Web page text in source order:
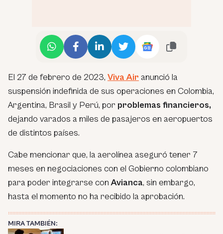
El 27 de febrero de 2023, Viva Air anunció la
suspensión indefinida de sus operaciones en Colombia,
Argentina, Brasil y Perú, por problemas financieros,
dejando varados a miles de pasajeros en aeropuertos
de distintos países.
Cabe mencionar que, la aerolínea aseguró tener 7
meses en negociaciones con el Gobierno colombiano
para poder integrarse conAvianca, sin embargo,
hasta el momento no ha recibido la aprobación.
MIRA TAMBIÉN: